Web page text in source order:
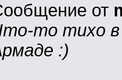
от
то тихо в
:)